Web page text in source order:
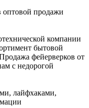
продажи
компании
бытовой
фейерверков от
с недорогой
лайфхаками,